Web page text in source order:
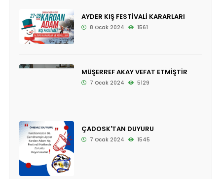
AYDER KIŞ FESTİVALİ KARARLARI
8 Ocak 2024 1561
MÜŞERREF AKAY VEFAT ETMİŞTİR
7 Ocak 2024 5129
ÇADOSK'TAN DUYURU
7 Ocak 2024 1545